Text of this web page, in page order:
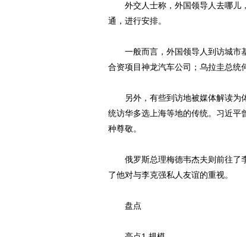
外交人士称，外国领导人去哪儿
通，进行安排。
一般而言，外国领导人到访城市
合资项目神龙汽车公司；乌拉圭总统
另外，有些到访地被媒体解读为
统访华多选上海等地的传统。习近平
种尊敬。
俄罗斯总理梅德韦杰夫则前往了
了他对与李克强私人友谊的重视。
盘点